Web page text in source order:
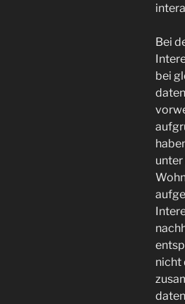
Bei
bei
nicht